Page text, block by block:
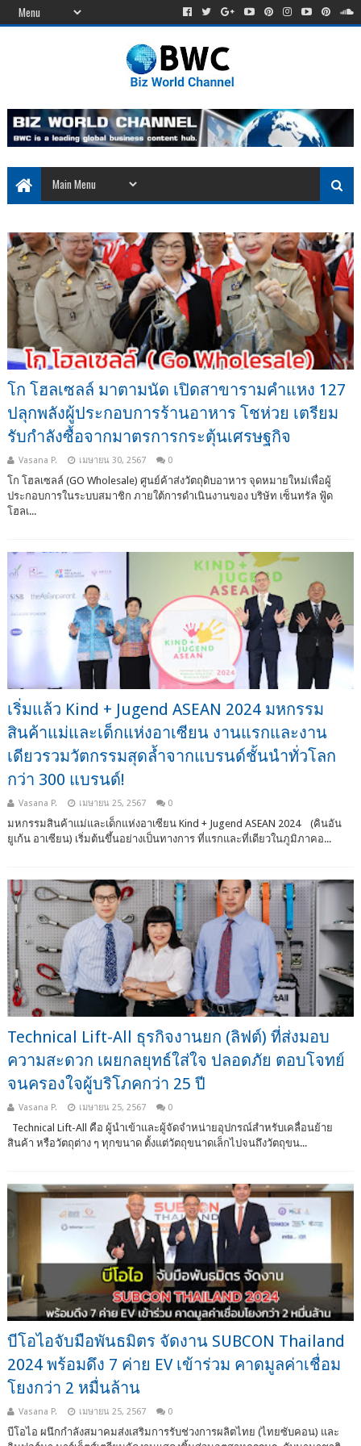
โก โฮลเซลล์ มาตามนัด เปิดสาขารามคำแหง 127
ปลุกพลังผู้ประกอบการร้านอาหาร โชห่วย เตรียม
รับกำลังซื้อจากมาตรการกระตุ้นเศรษฐกิจ
Vasana P. เมษายน 30, 2567 0
โก โฮลเซลล์ (GO Wholesale) ศูนย์ค้าส่งวัตถุดิบอาหาร จุดหมายใหม่เพื่อผู้
ประกอบการในระบบสมาชิก ภายใต้การดำเนินงานของ บริษัท เซ็นทรัล ฟู้ด
โฮลเ...
เริ่มแล้ว Kind + Jugend ASEAN 2024 มหกรรม
สินค้าแม่และเด็กแห่งอาเซียน งานแรกและงาน
เดียวรวมวัตกรรมสุดล้ำจากแบรนด์ชั้นนำทั่วโลก
กว่า 300 แบรนด์!
Vasana P. เมษายน 25, 2567 0
มหกรรมสินค้าแม่และเด็กแห่งอาเซียน Kind + Jugend ASEAN 2024 (คินอัน
ยูเก้น อาเซียน) เริ่มต้นขึ้นอย่างเป็นทางการ ที่แรกและที่เดียวในภูมิภาคอ...
Technical Lift-All ธุรกิจงานยก (ลิฟต์) ที่ส่งมอบ
ความสะดวก เผยกลยุทธ์ใส่ใจ ปลอดภัย ตอบโจทย์
จนครองใจผู้บริโภคกว่า 25 ปี
Vasana P. เมษายน 25, 2567 0
Technical Lift-All คือ ผู้นำเข้าและผู้จัดจำหน่ายอุปกรณ์สำหรับเคลื่อนย้าย
สินค้า หรือวัตถุต่าง ๆ ทุกขนาด ตั้งแต่วัตถุขนาดเล็กไปจนถึงวัตถุขน...
บีโอไอจับมือพันธมิตร จัดงาน SUBCON Thailand
2024 พร้อมดึง 7 ค่าย EV เข้าร่วม คาดมูลค่าเชื่อม
โยงกว่า 2 หมื่นล้าน
Vasana P. เมษายน 25, 2567 0
บีโอไอ ผนึกกำลังสมาคมส่งเสริมการรับช่วงการผลิตไทย (ไทยซับคอน) และ